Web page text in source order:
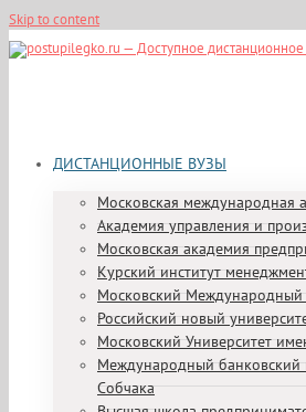
Skip to content
ДИСТАНЦИОННЫЕ ВУЗЫ
Московская международная
Академия управления и
Московская академия
Курский институт
Московский Международный
Российский новый
Московский Университет
Международный банковский
Собчака